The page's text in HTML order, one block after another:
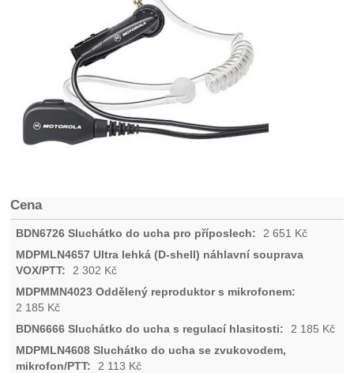
Cena
2 651 Kč
2 302 Kč
2 185 Kč
2 185 Kč
2 113 Kč